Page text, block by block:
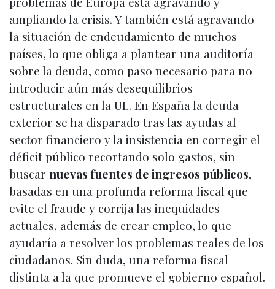
ampliando la crisis. Y también está agravando
la situación de endeudamiento de muchos
países, lo que obliga a plantear una auditoría
sobre la deuda, como paso necesario para no
introducir aún más desequilibrios
estructurales en la UE. En España la deuda
exterior se ha disparado tras las ayudas al
sector financiero y la insistencia en corregir el
déficit público recortando solo gastos, sin
buscar nuevas fuentes de ingresos públicos,
basadas en una profunda reforma fiscal que
evite el fraude y corrija las inequidades
actuales, además de crear empleo, lo que
ayudaría a resolver los problemas reales de los
ciudadanos. Sin duda, una reforma fiscal
distinta a la que promueve el gobierno español.